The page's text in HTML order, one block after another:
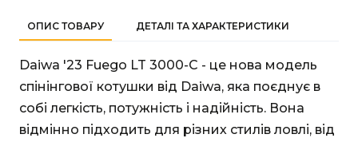
ОПИС ТОВАРУ ДЕТАЛІ ТА ХАРАКТЕРИСТИКИ
Daiwa '23 Fuego LT 3000-C - це нова модель
спінінгової котушки від Daiwa, яка поєднує в
собі легкість, потужність і надійність. Вона
відмінно підходить для різних стилів ловлі, від